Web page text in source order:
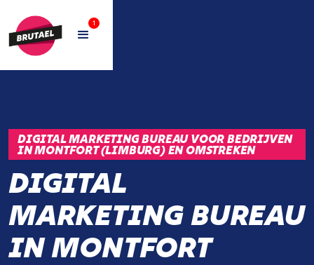
1
DIGITAL MARKETING BUREAU VOOR BEDRIJVEN
IN MONTFORT (LIMBURG) EN OMSTREKEN
DIGITAL
MARKETING BUREAU
IN MONTFORT